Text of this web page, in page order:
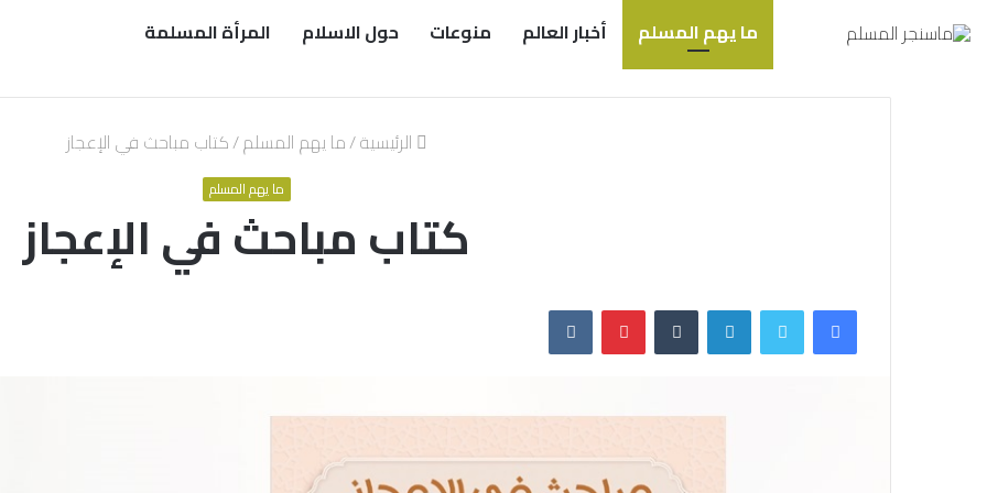
ما يهم المسلم أخبار العالم منوعات حول الاسلام المرأة المسلمة
الرئيسية/ما يهم المسلم/كتاب مباحث في الإعجاز
ما يهم المسلم
كتاب مباحث في الإعجاز
فيسبوكتويتر لينكدإن بينتيريست